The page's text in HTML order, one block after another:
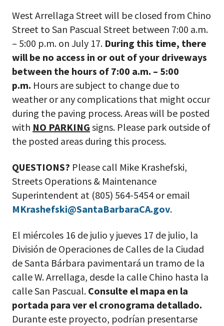
West Arrellaga Street will be closed from Chino
Street to San Pascual Street between 7:00 a.m.
– 5:00 p.m. on July 17. During this time, there
will be no access in or out of your driveways
between the hours of 7:00 a.m. – 5:00
p.m. Hours are subject to change due to
weather or any complications that might occur
during the paving process. Areas will be posted
with NO PARKING signs. Please park outside of
the posted areas during this process.
QUESTIONS? Please call Mike Krashefski,
Streets Operations & Maintenance
Superintendent at (805) 564-5454 or email
MKrashefski@SantaBarbaraCA.gov.
El miércoles 16 de julio y jueves 17 de julio, la
División de Operaciones de Calles de la Ciudad
de Santa Bárbara pavimentará un tramo de la
calle W. Arrellaga, desde la calle Chino hasta la
calle San Pascual. Consulte el mapa en la
portada para ver el cronograma detallado.
Durante este proyecto, podrían presentarse